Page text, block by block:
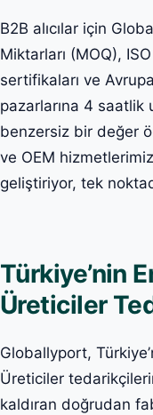
B2B alıcılar için
Miktarları (MOQ),
sertifikaları ve
pazarlarına 4 saatlik
benzersiz bir değer
ve OEM
geliştiriyor, tek
Türkiye’nin
Üreticiler
Globallyport,
Üreticiler
kaldıran doğrudan